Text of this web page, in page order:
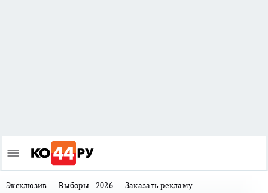
Эксклюзив Выборы - 2026 Заказать рекламу